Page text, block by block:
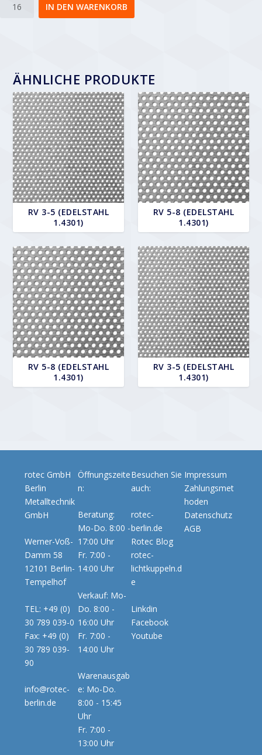
IN DEN WARENKORB
ÄHNLICHE PRODUKTE
RV 3-5 (EDELSTAHL
1.4301)
RV 5-8 (EDELSTAHL
1.4301)
RV 5-8 (EDELSTAHL
1.4301)
RV 3-5 (EDELSTAHL
1.4301)
rotec GmbH
Berlin
Metalltechnik
GmbH
Werner-Voß-
Damm 58
12101 Berlin-
Tempelhof
TEL: +49 (0)
30 789 039-0
Fax: +49 (0)
30 789 039-
90
info@rotec-
berlin.de
Öffnungszeite
n:
Beratung:
Mo-Do. 8:00 -
17:00 Uhr
Fr. 7:00 -
14:00 Uhr
Verkauf: Mo-
Do. 8:00 -
16:00 Uhr
Fr. 7:00 -
14:00 Uhr
Warenausgab
e: Mo-Do.
8:00 - 15:45
Uhr
Fr. 7:00 -
13:00 Uhr
Besuchen Sie
auch:
rotec-
berlin.de
Rotec Blog
rotec-
lichtkuppeln.d
e
Linkdin
Facebook
Youtube
Impressum
Zahlungsmet
hoden
Datenschutz
AGB